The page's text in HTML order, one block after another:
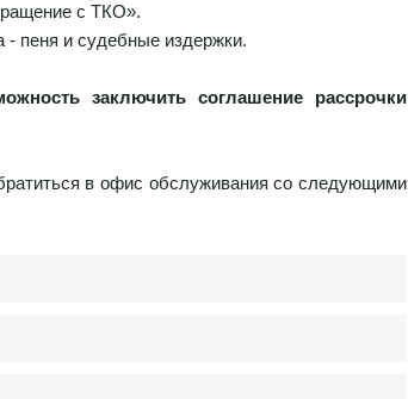
с ТКО».
пеня и судебные издержки.
заключить соглашение рассрочки
в офис обслуживания со следующими